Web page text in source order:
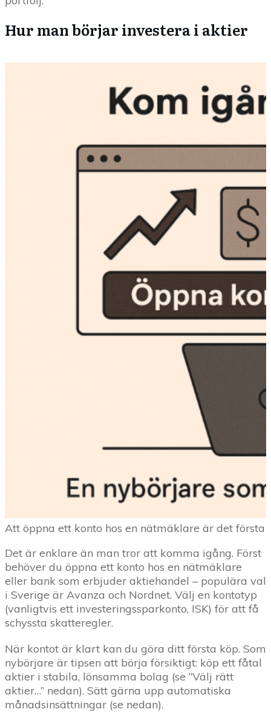
Hur man börjar investera i aktier
Att öppna ett konto hos en nätmäklare är det
Det är enklare än man tror att komma igång. Först
behöver du öppna ett konto hos en nätmäklare
eller bank som erbjuder aktiehandel – populära val
i Sverige är Avanza och Nordnet. Välj en kontotyp
(vanligtvis ett investeringssparkonto, ISK) för att få
schyssta skatteregler.
När kontot är klart kan du göra ditt första köp. Som
nybörjare är tipsen att börja försiktigt: köp ett fåtal
aktier i stabila, lönsamma bolag (se ”Välj rätt
aktier…” nedan). Sätt gärna upp automatiska
månadsinsättningar (se nedan).